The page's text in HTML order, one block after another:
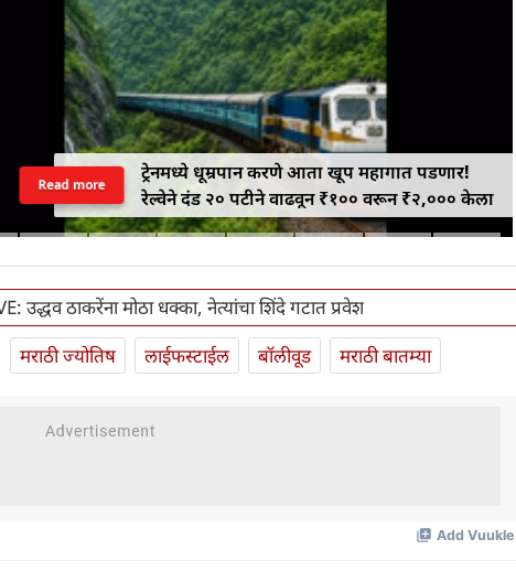
ट्रेनमध्ये धूम्रपान करणे आता खूप महागात पडणार!
रेल्वेने दंड २० पटीने वाढवून ₹१०० वरून ₹२,००० केला
Read more
उद्धव ठाकरेंना मोठा धक्का, नेत्यांचा शिंदे गटात प्रवेश
मराठी ज्योतिष लाईफस्टाईल बॉलीवूड मराठी बातम्या